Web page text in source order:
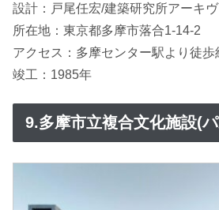
設計：戸尾任宏/建築研究所アーキ
所在地：東京都多摩市落合1-14-2
アクセス：多摩センター駅より徒歩
竣工：1985年
9.多摩市立複合文化施設(